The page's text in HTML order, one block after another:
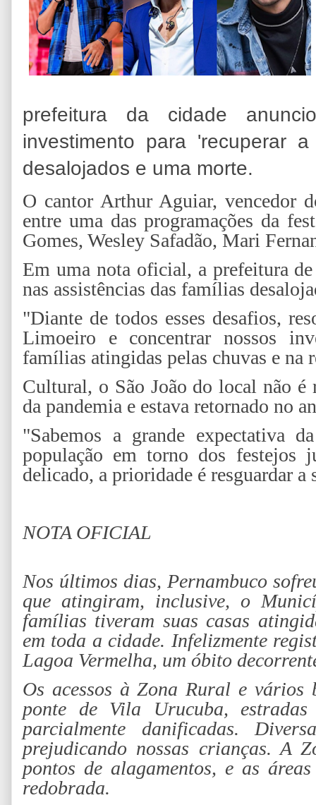
prefeitura da cidade
investimento para 'recuperar
desalojados e uma morte.
O cantor Arthur Aguiar, vencedor
entre uma das programações da
Gomes, Wesley Safadão, Mari
Em uma nota oficial, a prefeitura
nas assistências das famílias
"Diante de todos esses desafios,
Limoeiro e concentrar nossos
famílias atingidas pelas chuvas e
Cultural, o São João do local não é
da pandemia e estava retornado no
"Sabemos a grande expectativa
população em torno dos festejos
delicado, a prioridade é resguardar
NOTA OFICIAL
Nos últimos dias, Pernambuco
que atingiram, inclusive, o
famílias tiveram suas casas
em toda a cidade. Infelizmente
Lagoa Vermelha, um óbito
Os acessos à Zona Rural e vários
ponte de Vila Urucuba,
parcialmente danificadas.
prejudicando nossas crianças. A
pontos de alagamentos, e as
redobrada.